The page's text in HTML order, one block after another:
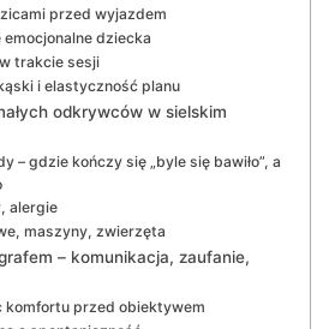
przed wyjazdem
dziecka
trakcie sesji
i elastyczność planu
odkrywców w sielskim
– gdzie kończy się „byle się bawiło”, a
alergie
maszyny, zwierzęta
– komunikacja, zaufanie,
komfortu przed obiektywem